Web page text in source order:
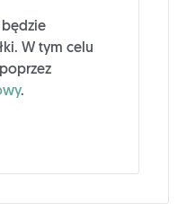
W tym celu
.